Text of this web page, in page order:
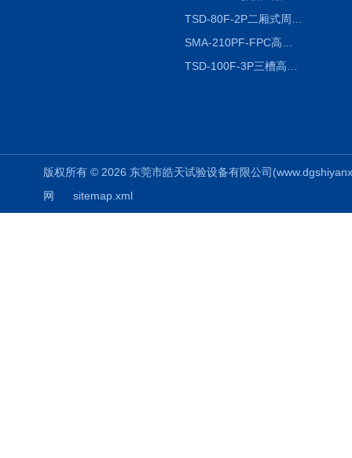
版权所有 © 2026 东莞市皓天试验设备有限公司
网
sitemap.xml